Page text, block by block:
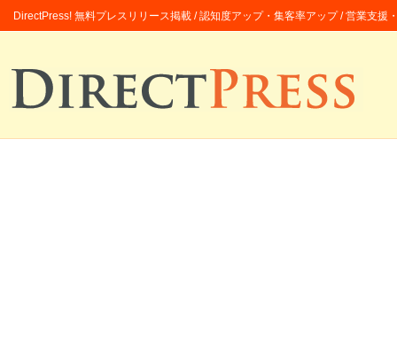
DirectPress! 無料プレスリリース掲載 / 認知度アップ・集客率アップ / 営業支援